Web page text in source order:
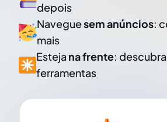
depois
Naveguesem anúncios:
mais
Esteja na frente:
ferramentas